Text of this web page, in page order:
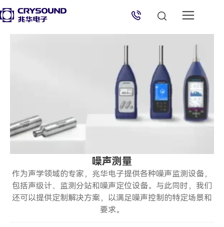
噪声测量
作为声学领域的专家，兆华电子提供各种噪声监测设备，
包括声级计、监测分站和噪声定位设备。与此同时，我们
还可以提供定制解决方案，以满足噪声控制的特定场景和
要求。